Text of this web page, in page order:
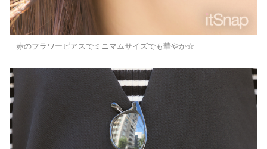
赤のフラワーピアスでミニマムサイズでも華やか☆